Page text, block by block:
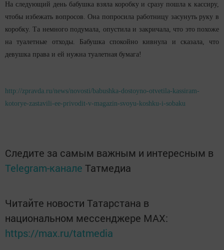
На следующий день бабушка взяла коробку и сразу пошла к кассиру,
чтобы избежать вопросов. Она попросила работницу засунуть руку в
коробку. Та немного подумала, опустила и закричала, что это похоже
на туалетные отходы. Бабушка спокойно кивнула и сказала, что
девушка права и ей нужна туалетная бумага!
http://zpravda.ru/news/novosti/babushka-dostoyno-otvetila-kassiram-
kotorye-zastavili-ee-privodit-v-magazin-svoyu-koshku-i-sobaku
Следите за самым важным и интересным в
Telegram-канале Татмедиа
Читайте новости Татарстана в
национальном мессенджере MАХ:
https://max.ru/tatmedia